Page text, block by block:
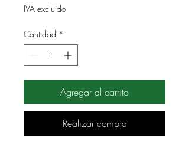
IVA excluido
Cantidad *
Agregar al carrito
Realizar compra